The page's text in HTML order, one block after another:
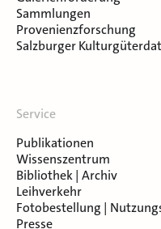
Sammlungen
Provenienzforschung
Salzburger
Service
Publikationen
Wissenszentrum
Bibliothek | Archiv
Leihverkehr
Fotobestellung |
Presse